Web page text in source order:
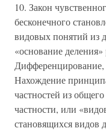
10. Закон
бесконечного
видовых понятий из
«основание
Нахождение
частностей из
частности, или
становящихся видов